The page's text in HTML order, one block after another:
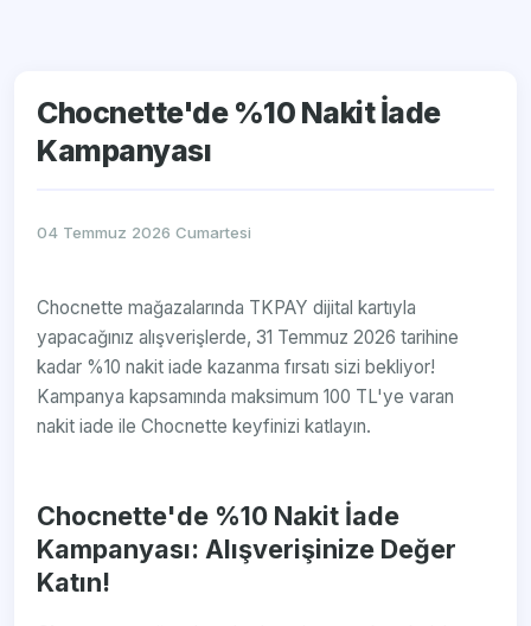
Chocnette'de %10 Nakit İade
Kampanyası
04 Temmuz 2026 Cumartesi
Chocnette mağazalarında TKPAY dijital kartıyla
yapacağınız alışverişlerde, 31 Temmuz 2026 tarihine
kadar %10 nakit iade kazanma fırsatı sizi bekliyor!
Kampanya kapsamında maksimum 100 TL'ye varan
nakit iade ile Chocnette keyfinizi katlayın.
Chocnette'de %10 Nakit İade
Kampanyası: Alışverişinize Değer
Katın!